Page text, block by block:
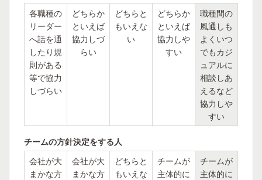
各職種の
リーダー
へ話を通
したり規
則がある
等で協力
しづらい
どちらか
といえば
協力しづ
らい
どちらと
もいえな
い
どちらか
といえば
協力しや
すい
職種間の
風通しも
よくいつ
でもカジ
ュアルに
相談しあ
えるなど
協力しや
すい
チームの方針決定をする人
会社が大
まかな方
会社が大
まかな方
どちらと
もいえな
チームが
主体的に
チームが
主体的に